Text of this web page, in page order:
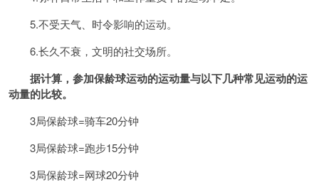
5.不受天气、时令影响的运动。
6.长久不衰，文明的社交场所。
据计算，参加保龄球运动的运动量与以下几种常见运动的运
动量的比较。
3局保龄球=骑车20分钟
3局保龄球=跑步15分钟
3局保龄球=网球20分钟